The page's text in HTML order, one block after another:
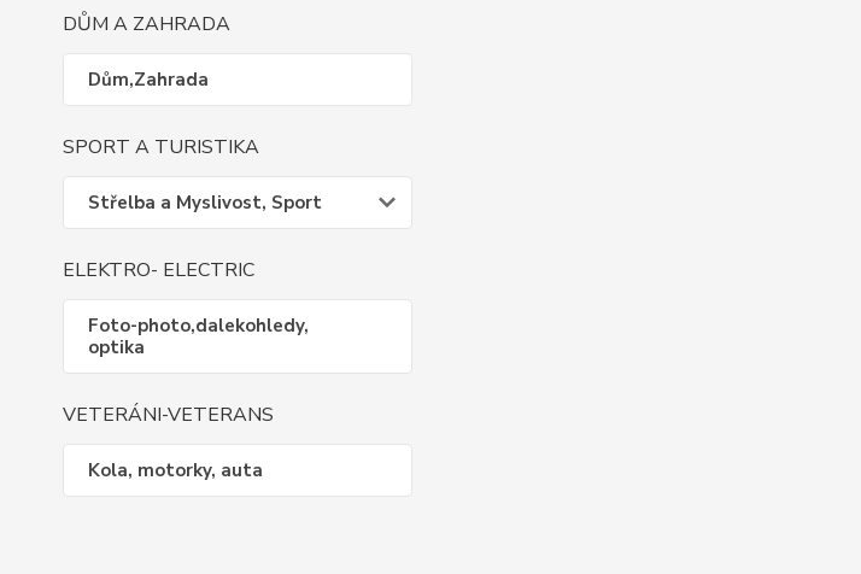
DŮM A ZAHRADA
Dům,Zahrada
SPORT A TURISTIKA
Střelba a Myslivost, Sport
ELEKTRO- ELECTRIC
Foto-photo,dalekohledy,
optika
VETERÁNI-VETERANS
Kola, motorky, auta